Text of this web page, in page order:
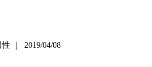
｜ 2019/04/08